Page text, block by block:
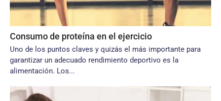
Consumo de proteína en el ejercicio
Uno de los puntos claves y quizás el más importante para
garantizar un adecuado rendimiento deportivo es la
alimentación. Los...